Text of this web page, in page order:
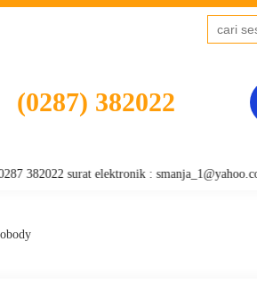
(0287) 382022
382022 surat elektronik : smanja_1@yahoo.com